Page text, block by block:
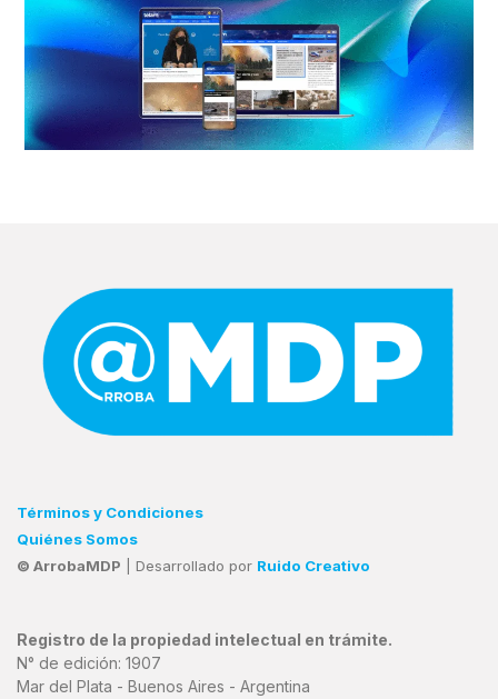
Términos y Condiciones
Quiénes Somos
© ArrobaMDP | Desarrollado por Ruido Creativo
Registro de la propiedad intelectual en trámite.
N° de edición: 1907
Mar del Plata - Buenos Aires - Argentina